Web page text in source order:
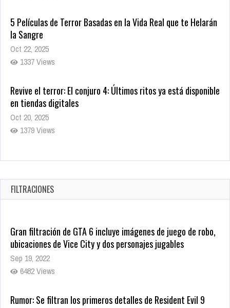
Revive el terror: El conjuro 4: Últimos ritos ya está disponible
en tiendas digitales
Oct 20, 2025
1379 Views
Warner Bros. lleva a las tiendas digitales su racha de
registros con sus últimas 6 películas
Oct 17, 2025
1435 Views
CRUNCHYROLL ANUNCIA FECHA DE ESTRENO EN CINES DE
Oct 7, 2025
1757 Views
FILTRACIONES
Gran filtración de GTA 6 incluye imágenes de juego de robo,
ubicaciones de Vice City y dos personajes jugables
Sep 19, 2022
6482 Views
Rumor: Se filtran los primeros detalles de Resident Evil 9